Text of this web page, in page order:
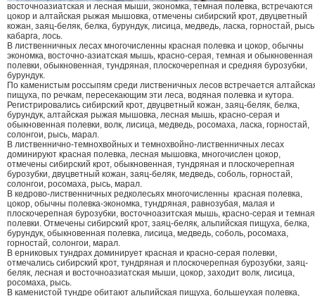
восточноазиатская и лесная мыши, экономка, темная полевка, встречаются
цокор и алтайская рыжая мышовка, отмечены сибирский крот, двуцветный
кожан, заяц-беляк, белка, бурундук, лисица, медведь, ласка, горностай,
кабарга, лось.
В лиственничных лесах многочисленны красная полевка и цокор, обычны
экономка, восточно-азиатская мышь, красно-серая, темная и обыкновенная
полевки, обыкновенная, тундряная, плоскочерепная и средняя бурозубки,
бурундук.
По каменистым россыпям среди лиственичных лесов встречается
пищуха, по речкам, пересекающим эти леса, водяная полевка и кутора.
Регистрировались сибирский крот, двуцветный кожан, заяц-беляк, белка,
бурундук, алтайская рыжая мышовка, лесная мышь, красно-серая и
обыкновенная полевки, волк, лисица, медведь, росомаха, ласка, горностай,
солонгои, рысь, марал.
В лиственнично-темнохвойных и темнохвойно-лиственничных лесах
доминируют красная полевка, лесная мышовка, многочислен цокор,
отмечены сибирский крот, обыкновенная, тундряная и плоскочерепная
бурозубки, двуцветный кожан, заяц-беляк, медведь, соболь, горностай,
солонгои, росомаха, рысь, марал.
В кедрово-лиственничных редколесьях многочисленны красная полевка,
цокор, обычны полевка-экономка, тундряная, равнозубая, малая и
плоскочерепная бурозубки, восточноазитская мышь, красно-серая и темная
полевки. Отмечены сибирский крот, заяц-беляк, альпийская пищуха, белка,
бурундук, обыкновенная полевка, лисица, медведь, соболь, росомаха,
горностай, солонгои, марал.
В ерниковых тундрах доминирует красная и красно-серая полевки,
отмечались сибирский крот, тундряная и плоскочерепная бурозубки, заяц-
беляк, лесная и восточноазиатская мыши, цокор, заходит волк, лисица,
росомаха, рысь.
В каменистой тундре обитают альпийская пищуха, большеухая полевка,